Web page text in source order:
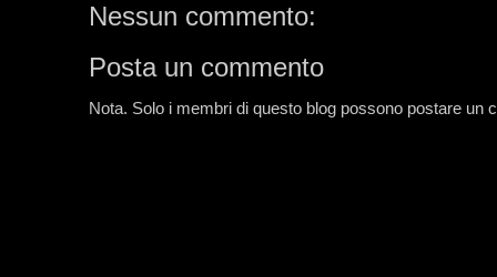
Nessun commento:
Posta un commento
Nota. Solo i membri di questo blog possono postare un